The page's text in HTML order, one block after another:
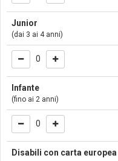
Junior
(dai 3 ai 4 anni)
0
Infante
(fino ai 2 anni)
0
Disabili con carta europea